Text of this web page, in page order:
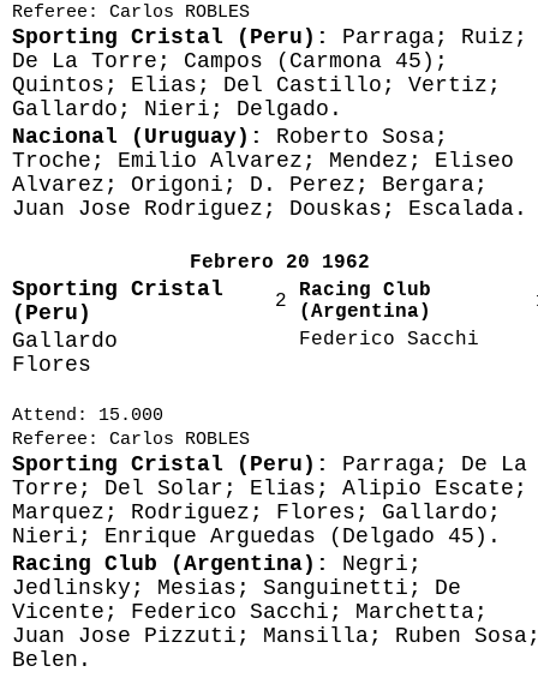
Referee: Carlos ROBLES
Sporting Cristal (Peru): Parraga; Ruiz;
De La Torre; Campos (Carmona 45);
Quintos; Elias; Del Castillo; Vertiz;
Gallardo; Nieri; Delgado.
Nacional (Uruguay): Roberto Sosa;
Troche; Emilio Alvarez; Mendez; Eliseo
Alvarez; Origoni; D. Perez; Bergara;
Juan Jose Rodriguez; Douskas; Escalada.
Febrero 20 1962
Sporting Cristal
(Peru)
2
Racing Club
(Argentina)
Gallardo
Flores
Federico Sacchi
Attend: 15.000
Referee: Carlos ROBLES
Sporting Cristal (Peru): Parraga; De La
Torre; Del Solar; Elias; Alipio Escate;
Marquez; Rodriguez; Flores; Gallardo;
Nieri; Enrique Arguedas (Delgado 45).
Racing Club (Argentina): Negri;
Jedlinsky; Mesias; Sanguinetti; De
Vicente; Federico Sacchi; Marchetta;
Juan Jose Pizzuti; Mansilla; Ruben
Belen.